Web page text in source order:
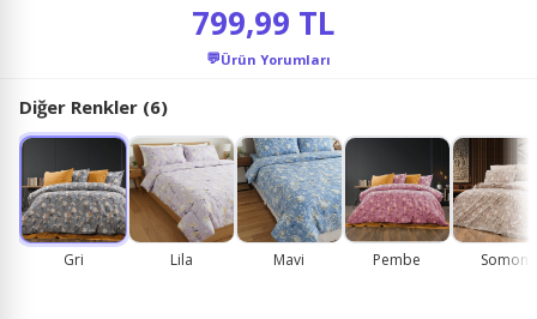
799,99 TL
💬Ürün Yorumları
Diğer Renkler (6)
Gri Lila Mavi Pembe Somon